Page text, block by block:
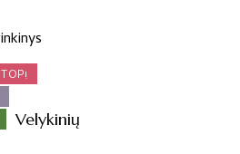
TOP!
Velykinių